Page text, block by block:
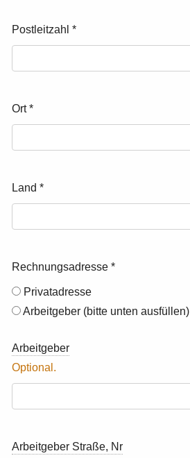
Postleitzahl*
Ort*
Land*
Rechnungsadresse*
Privatadresse
Arbeitgeber (bitte unten ausfüllen)
Arbeitgeber
Arbeitgeber Straße, Nr